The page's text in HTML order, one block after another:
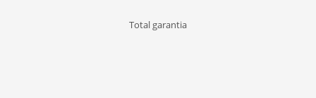
Total garantia